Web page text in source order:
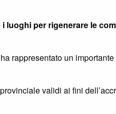
i luoghi per rigenerare le
rappresentato un
validi ai fini